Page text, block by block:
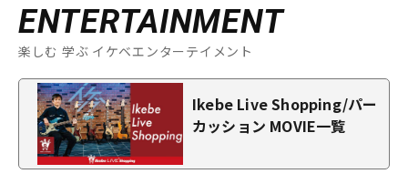
ENTERTAINMENT
楽しむ 学ぶ イケベエンターテイメント
Ikebe Live Shopping/パー
カッション MOVIE一覧